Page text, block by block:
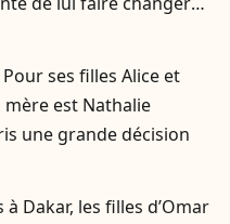
ses filles Alice et
mère est Nathalie
une grande décision
à Dakar, les filles d’Omar